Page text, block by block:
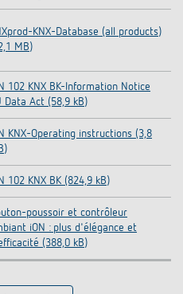
KNX-Database (all products)
MB)
102 KNX BK-Information Notice
Data Act (58,9 kB)
KNX-Operating instructions (3,8
102 KNX BK (824,9 kB)
poussoir et contrôleur
iON : plus d'élégance et
(388,0 kB)